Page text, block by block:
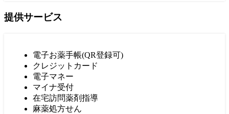
提供サービス
電子お薬手帳(QR登録可)
クレジットカード
電子マネー
マイナ受付
在宅訪問薬剤指導
麻薬処方せん